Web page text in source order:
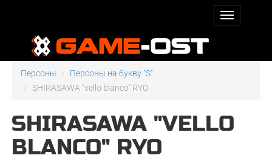
Персоны
Персоны на букву "S"
SHIRASAWA "vello blanco" RYO
SHIRASAWA "VELLO
BLANCO" RYO